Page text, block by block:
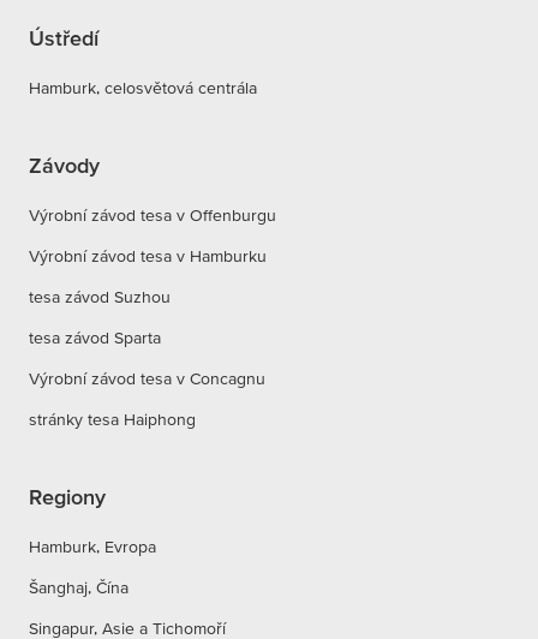
Ústředí
Hamburk, celosvětová centrála
Závody
Výrobní závod tesa v Offenburgu
Výrobní závod tesa v Hamburku
tesa závod Suzhou
tesa závod Sparta
Výrobní závod tesa v Concagnu
stránky tesa Haiphong
Regiony
Hamburk, Evropa
Šanghaj, Čína
Singapur, Asie a Tichomoří